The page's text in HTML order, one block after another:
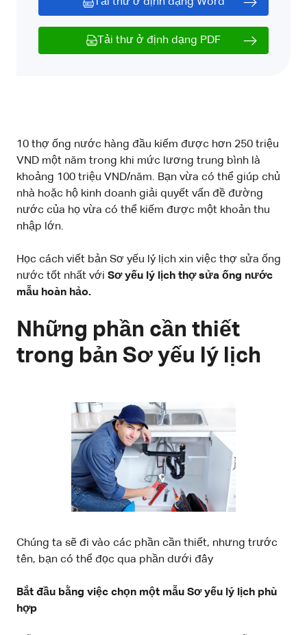
Tải thư ở định dạng PDF
10 thợ ống nước hàng đầu kiếm được hơn 250 triệu
VND một năm trong khi mức lương trung bình là
khoảng 100 triệu VND/năm. Bạn vừa có thể giúp chủ
nhà hoặc hộ kinh doanh giải quyết vấn đề đường
nước của họ vừa có thể kiếm được một khoản thu
nhập lớn.
Học cách viết bản Sơ yếu lý lịch xin việc thợ sửa ống
nước tốt nhất với Sơ yếu lý lịch thợ sửa ống nước
mẫu hoàn hảo.
Những phần cần thiết
trong bản Sơ yếu lý lịch
Chúng ta sẽ đi vào các phần cần thiết, nhưng trước
tên, bạn có thể đọc qua phần dưới đây
Bắt đầu bằng việc chọn một mẫu Sơ yếu lý lịch phù
hợp